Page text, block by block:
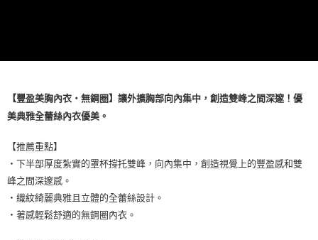
【豐盈美胸內衣・無鋼圈】讓外擴胸部向內集中，創造雙峰之間深邃！優
美典雅全蕾絲內衣優美。
【推薦重點】
・下半部厚度紮實的罩杯撐托雙峰，向內集中，創造視覺上的豐盈感和雙
峰之間深邃感。
・織紋綺麗典雅且立體的全蕾絲設計。
・著感輕鬆舒適的無鋼圈內衣。